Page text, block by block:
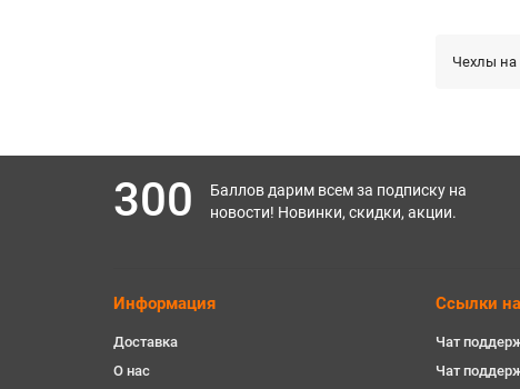
Чехлы на
300
Баллов дарим всем за подписку на
новости! Новинки, скидки, акции.
Информация
Доставка
О нас
Ссылки
Чат
Чат